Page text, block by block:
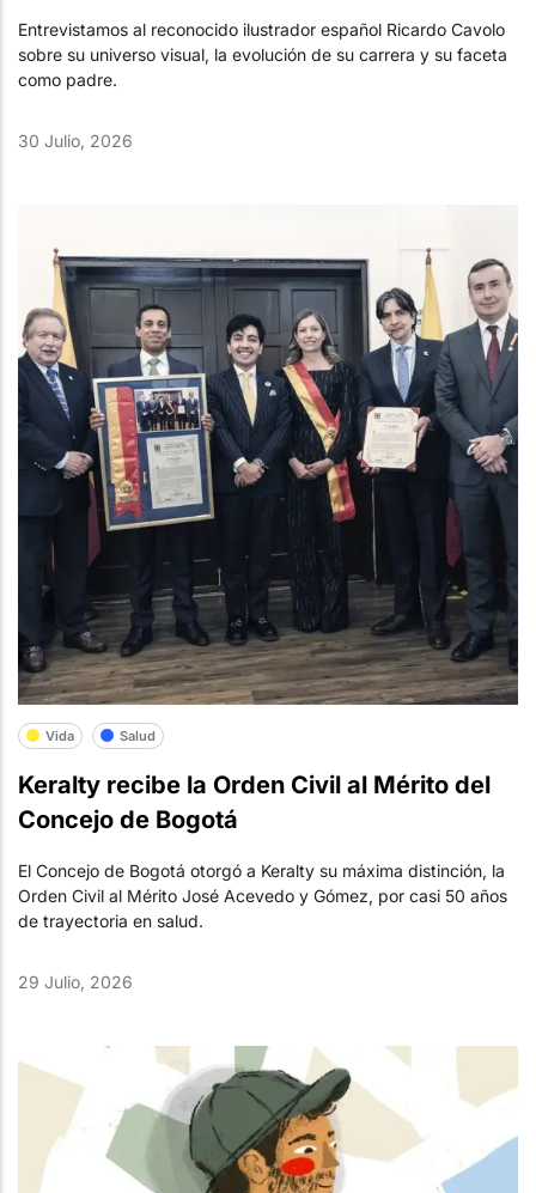
Entrevistamos al reconocido ilustrador español Ricardo Cavolo
sobre su universo visual, la evolución de su carrera y su faceta
como padre.
30 Julio, 2026
Vida Salud
Keralty recibe la Orden Civil al Mérito del
Concejo de Bogotá
El Concejo de Bogotá otorgó a Keralty su máxima distinción, la
Orden Civil al Mérito José Acevedo y Gómez, por casi 50 años
de trayectoria en salud.
29 Julio, 2026